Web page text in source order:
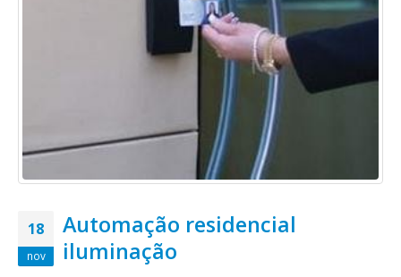
18
nov
Automação residencial
iluminação